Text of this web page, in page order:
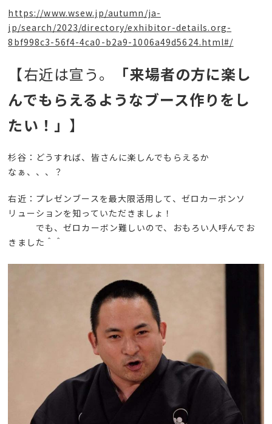
https://www.wsew.jp/autumn/ja-
jp/search/2023/directory/exhibitor-details.org-
8bf998c3-56f4-4ca0-b2a9-1006a49d5624.html#/
【右近は宣う。
「来場者の方に楽し
んでもらえるようなブース作りをし
たい！」 】
杉谷：どうすれば、皆さんに楽しんでもらえるか
なぁ、、、？
右近：プレゼンブースを最大限活用して、ゼロカーボンソ
リューションを知っていただきましょ！
でも、ゼロカーボン難しいので、おもろい人呼んでお
きました＾＾